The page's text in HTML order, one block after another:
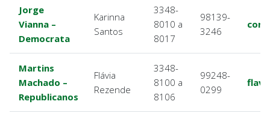
Jorge
Vianna –
Democrata
Karinna
Santos
3348-
8010 a
8017
98139-
3246
Martins
Machado –
Republicanos
Flávia
Rezende
3348-
8100 a
8106
99248-
0299